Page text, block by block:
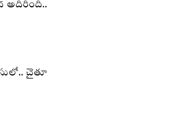
అదిరింది..
చైతూ